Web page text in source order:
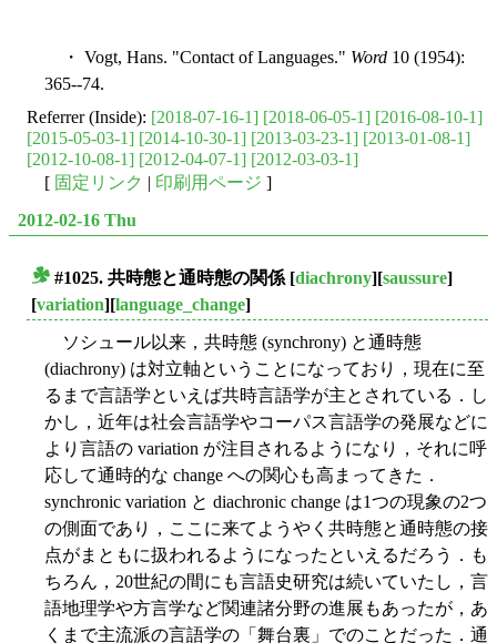
・ Vogt, Hans. "Contact of Languages." Word 10 (1954):
365--74.
Referrer (Inside): [2018-07-16-1] [2018-06-05-1] [2016-08-10-1]
[2015-05-03-1] [2014-10-30-1] [2013-03-23-1] [2013-01-08-1]
[2012-10-08-1] [2012-04-07-1] [2012-03-03-1]
[ 固定リンク | 印刷用ページ ]
2012-02-16 Thu
#1025. 共時態と通時態の関係 [diachrony][saussure]
[variation][language_change]
ソシュール以来，共時態 (synchrony) と通時態
(diachrony) は対立軸ということになっており，現在に至
るまで言語学といえば共時言語学が主とされている．し
かし，近年は社会言語学やコーパス言語学の発展などに
より言語の variation が注目されるようになり，それに呼
応して通時的な change への関心も高まってきた．
synchronic variation と diachronic change は1つの現象の2つ
の側面であり，ここに来てようやく共時態と通時態の接
点がまともに扱われるようになったといえるだろう．も
ちろん，20世紀の間にも言語史研究は続いていたし，言
語地理学や方言学など関連諸分野の進展もあったが，あ
くまで主流派の言語学の「舞台裏」でのことだった．通